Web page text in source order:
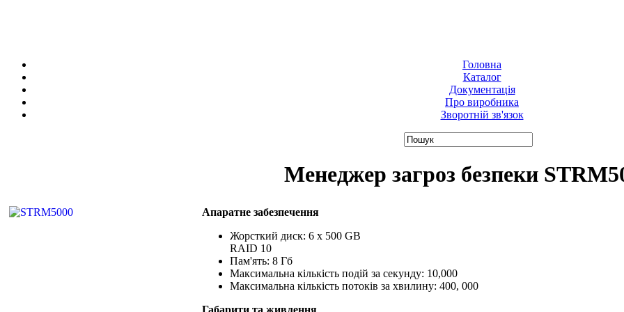
Головна
Каталог
Документація
Про виробника
Зворотній зв'язок
Менеджер загроз безпеки
Апаратне забезпечення
Жорсткий диск: 6 x 500 GB
RAID 10
Пам'ять: 8 Гб
Максимальна кількість подій за секунду: 10,000
Максимальна кількість потоків за хвилину: 400, 000
Габарити та живлення